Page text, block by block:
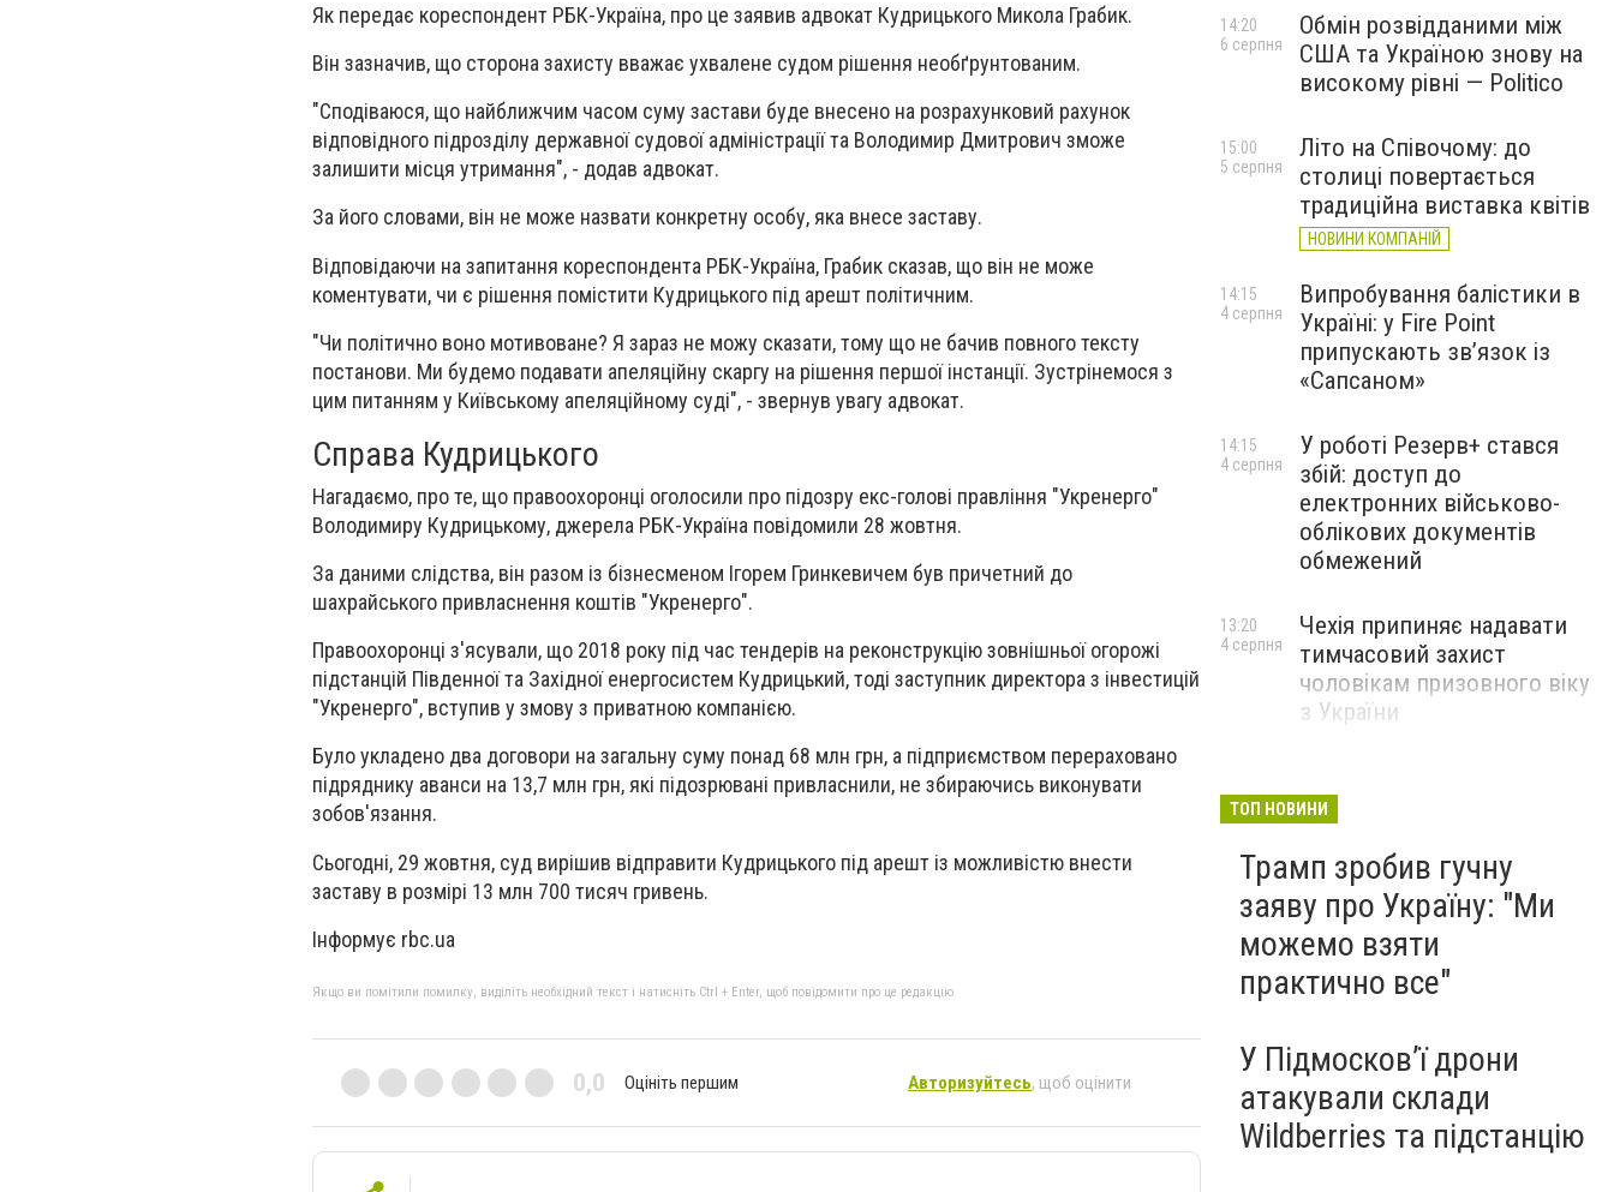
Як передає кореспондент РБК-Україна, про це заявив адвокат Кудрицького Микола Грабик.
Він зазначив, що сторона захисту вважає ухвалене судом рішення необґрунтованим.
"Сподіваюся, що найближчим часом суму застави буде внесено на розрахунковий рахунок
відповідного підрозділу державної судової адміністрації та Володимир Дмитрович зможе
залишити місця утримання", - додав адвокат.
За його словами, він не може назвати конкретну особу, яка внесе заставу.
Відповідаючи на запитання кореспондента РБК-Україна, Грабик сказав, що він не може
коментувати, чи є рішення помістити Кудрицького під арешт політичним.
"Чи політично воно мотивоване? Я зараз не можу сказати, тому що не бачив повного тексту
постанови. Ми будемо подавати апеляційну скаргу на рішення першої інстанції. Зустрінемося з
цим питанням у Київському апеляційному суді", - звернув увагу адвокат.
Справа Кудрицького
Нагадаємо, про те, що правоохоронці оголосили про підозру екс-голові правління "Укренерго"
Володимиру Кудрицькому, джерела РБК-Україна повідомили 28 жовтня.
За даними слідства, він разом із бізнесменом Ігорем Гринкевичем був причетний до
шахрайського привласнення коштів "Укренерго".
Правоохоронці з'ясували, що 2018 року під час тендерів на реконструкцію зовнішньої огорожі
підстанцій Південної та Західної енергосистем Кудрицький, тоді заступник директора з інвестицій
"Укренерго", вступив у змову з приватною компанією.
Було укладено два договори на загальну суму понад 68 млн грн, а підприємством перераховано
підряднику аванси на 13,7 млн грн, які підозрювані привласнили, не збираючись виконувати
зобов'язання.
Сьогодні, 29 жовтня, суд вирішив відправити Кудрицького під арешт із можливістю внести
заставу в розмірі 13 млн 700 тисяч гривень.
Інформує rbc.ua
Якщо ви помітили помилку, виділіть необхідний текст і натисніть Ctrl + Enter, щоб повідомити про це редакцію
0,0 Оцініть першим Авторизуйтесь, щоб оцінити
Обмін розвідданими між
США та Україною знову на
високому рівні — Politico
14:20
6 серпня
Літо на Співочому: до
столиці повертається
традиційна виставка квітів
НОВИНИ КОМПАНІЙ
15:00
5 серпня
Випробування балістики в
Україні: у Fire Point
припускають зв’язок із
«Сапсаном»
14:15
4 серпня
У роботі Резерв+ стався
збій: доступ до
електронних військово-
облікових документів
обмежений
14:15
4 серпня
Чехія припиняє надавати
тимчасовий захист
чоловікам призовного віку
з України
13:20
4 серпня
ТОП НОВИНИ
Трамп зробив гучну
заяву про Україну: "Ми
можемо взяти
практично все"
У Підмосков’ї дрони
атакували склади
Wildberries та підстанцію